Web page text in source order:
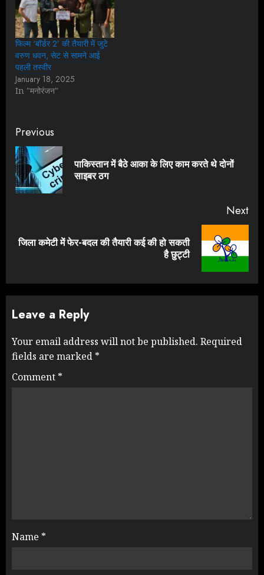
फिल्म ‘बॉर्डर 2’ की तैयारी में जुटे
वरुण धवन, सेट से सामने आई
पहली तस्वीर
January 18, 2025
In "मनोरंजन"
Continue
Reading
Previous
पाकिस्तान में बैठे आका के लिए काम करते थे दोनों
साइबर ठग
Next
Next
जिला कमेटी में फेर-बदल की तैयारी कई की हो सकती
है छुट्टी
Leave a Reply
Your email address will not be published. Required
fields are marked *
Comment *
Name *